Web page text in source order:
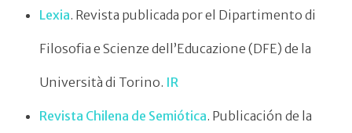
Lexia. Revista publicada por el Dipartimento di
Filosofia e Scienze dell’Educazione (DFE) de la
Università di Torino. IR
Revista Chilena de Semiótica. Publicación de la